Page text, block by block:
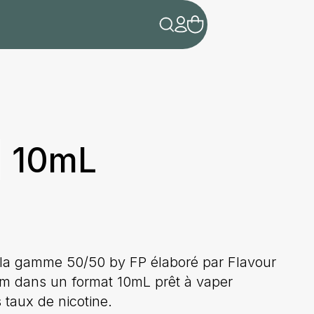
10mL
gamme 50/50 by FP élaboré par Flavour
dans un format 10mL prêt à vaper
de nicotine.